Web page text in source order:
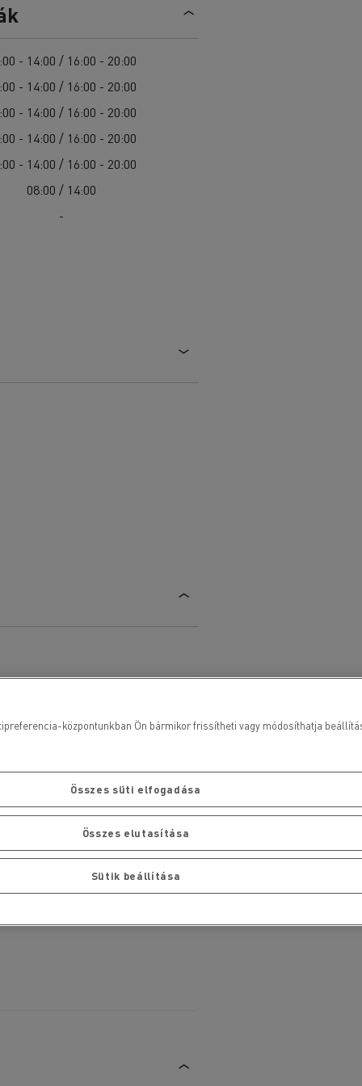
Hulladékszállítás
Az Ön szállításaihoz
Nehéz hozzáférés esetén
Feldschlösschen - Carlsberg
Guerlain
- 14:00 / 16:00 - 20:00
- 14:00 / 16:00 - 20:00
- 14:00 / 16:00 - 20:00
- 14:00 / 16:00 - 20:00
- 14:00 / 16:00 - 20:00
08:00 / 14:00
-
központunkban Ön bármikor frissítheti vagy módosíthatja
Összes süti elfogadása
Összes elutasítása
Sütik beállítása